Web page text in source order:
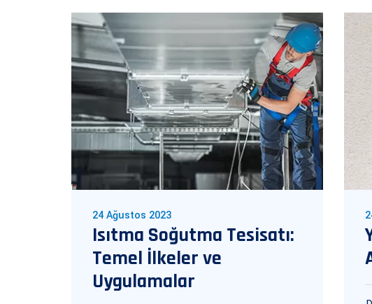
24 Ağustos 2023
Isıtma Soğutma Tesisatı:
Temel İlkeler ve
Uygulamalar